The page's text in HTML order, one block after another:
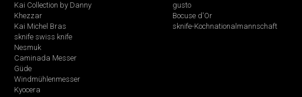
Kai Collection by Danny
Khezzar
Kai Michel Bras
sknife swiss knife
Nesmuk
Caminada Messer
Güde
Windmühlenmesser
Kyocera
gusto
Bocuse d'Or
sknife-Kochnationalmannschaft